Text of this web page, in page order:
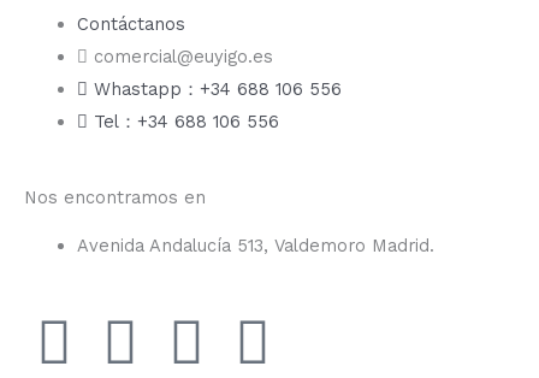
Contáctanos
comercial@euyigo.es
Whastapp：+34 688 106 556
Tel：+34 688 106 556
Nos encontramos en
Avenida Andalucía 513, Valdemoro Madrid.
F
I
Y
T